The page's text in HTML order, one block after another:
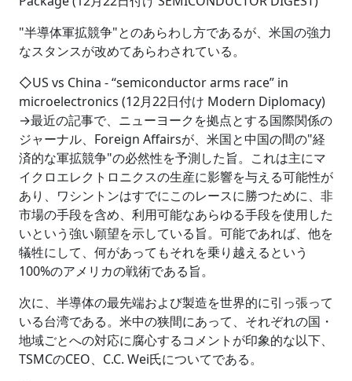
"半導体軍拡競争"とのあらわし方であるが、米国の強力
なスタンスが改めてあらわされている。
◇US vs China ‐ “semiconductor arms race” in
microelectronics (12月22日付け Modern Diplomacy)
→最近の記事で、ニューヨークを拠点とする国際関係の
ジャーナル、Foreign Affairsが、米国と中国の間の"経
済的な軍拡競争"の必然性を予測した旨。これは主にマ
イクロエレクトロニクスの生産に影響を与える可能性が
あり、ワシントンはすでにこのレースに勝つために、非
市場の手段を含め、利用可能なあらゆる手段を使用した
いという強い願望を示している旨。可能であれば、他を
犠牲にして、何があってもそれを乗り越えるという
100%のアメリカの戦術である旨。
次に、半導体の最先端および製造を世界的に引っ張って
いる台湾である。米中の狭間にあって、それぞれの国・
地域ごとへの対応に腐心するコメントが印象的な以下、
TSMCのCEO、C.C. Wei氏についてである。